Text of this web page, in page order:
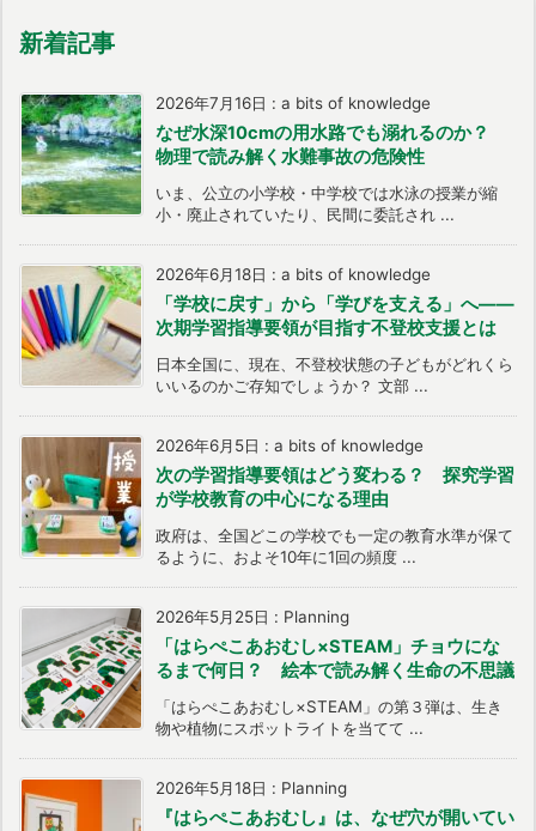
新着記事
2026年7月16日 : a bits of knowledge
なぜ水深10cmの用水路でも溺れるのか？
物理で読み解く水難事故の危険性
いま、公立の小学校・中学校では水泳の授業が縮
小・廃止されていたり、民間に委託され ...
2026年6月18日 : a bits of knowledge
「学校に戻す」から「学びを支える」へ――
次期学習指導要領が目指す不登校支援とは
日本全国に、現在、不登校状態の子どもがどれくら
いいるのかご存知でしょうか？ 文部 ...
2026年6月5日 : a bits of knowledge
次の学習指導要領はどう変わる？ 探究学習
が学校教育の中心になる理由
政府は、全国どこの学校でも一定の教育水準が保て
るように、およそ10年に1回の頻度 ...
2026年5月25日 : Planning
「はらぺこあおむし×STEAM」チョウにな
るまで何日？ 絵本で読み解く生命の不思議
「はらぺこあおむし×STEAM」の第３弾は、生き
物や植物にスポットライトを当てて ...
2026年5月18日 : Planning
『はらぺこあおむし』は、なぜ穴が開いてい